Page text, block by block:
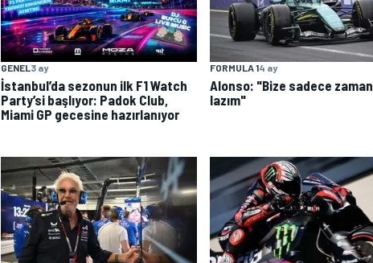
GENEL3 ay
İstanbul’da sezonun ilk F1 Watch
Party’si başlıyor: Padok Club,
Miami GP gecesine hazırlanıyor
FORMULA 14 ay
Alonso: "Bize sadece zaman
lazım"